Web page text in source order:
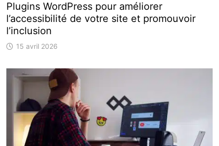
Plugins WordPress pour améliorer
l’accessibilité de votre site et promouvoir
l’inclusion
15 avril 2026